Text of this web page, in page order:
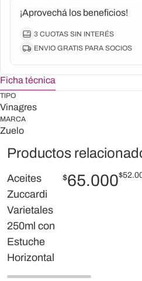
¡Aprovechá los beneficios!
3 CUOTAS SIN INTERÉS
ENVIO GRATIS PARA SOCIOS
Ficha técnica
TIPO
Vinagres
MARCA
Zuelo
Productos
Aceites
Zuccardi
Varietales
250ml con
Estuche
Horizontal
$65.000$